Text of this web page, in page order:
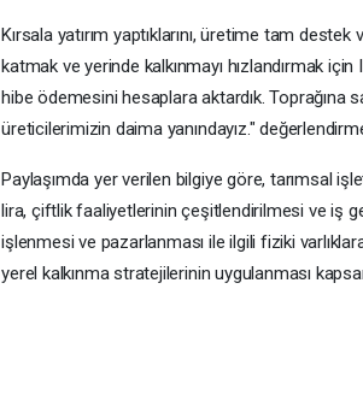
Kırsala yatırım yaptıklarını, üretime tam
katmak ve yerinde kalkınmayı hızlandırmak
hibe ödemesini hesaplara aktardık.
üreticilerimizin daima yanındayız."
Paylaşımda yer verilen bilgiye göre, tarımsal
lira, çiftlik faaliyetlerinin çeşitlendirilmesi ve iş
işlenmesi ve pazarlanması ile ilgili fiziki
yerel kalkınma stratejilerinin uygulanması